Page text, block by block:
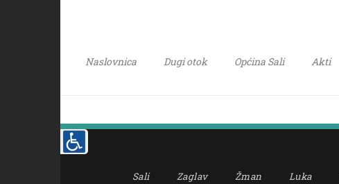
Naslovnica Dugi otok Općina Sali Akti
Sali Zaglav Žman Luka